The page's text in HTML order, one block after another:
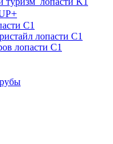
+
C1
лопасти C1
лопасти C1